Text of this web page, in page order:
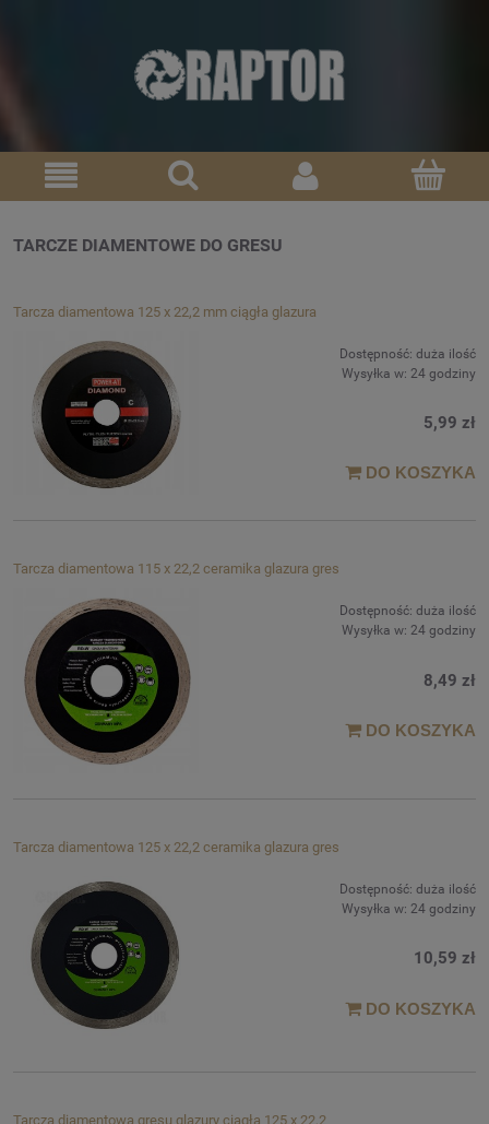
TARCZE DIAMENTOWE DO GRESU
Tarcza diamentowa 125 x 22,2 mm ciągła glazura
Dostępność: duża ilość
Wysyłka w: 24 godziny
5,99 zł
DO KOSZYKA
Tarcza diamentowa 115 x 22,2 ceramika glazura gres
Dostępność: duża ilość
Wysyłka w: 24 godziny
8,49 zł
DO KOSZYKA
Tarcza diamentowa 125 x 22,2 ceramika glazura gres
Dostępność: duża ilość
Wysyłka w: 24 godziny
10,59 zł
DO KOSZYKA
Tarcza diamentowa gresu glazury ciągła 125 x 22,2